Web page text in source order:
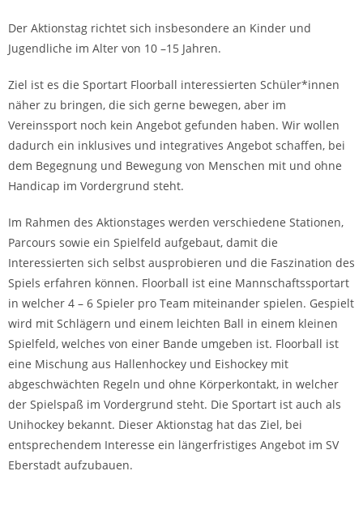
Der Aktionstag richtet sich insbesondere an Kinder und
Jugendliche im Alter von 10 –15 Jahren.
Ziel ist es die Sportart Floorball interessierten Schüler*innen
näher zu bringen, die sich gerne bewegen, aber im
Vereinssport noch kein Angebot gefunden haben. Wir wollen
dadurch ein inklusives und integratives Angebot schaffen, bei
dem Begegnung und Bewegung von Menschen mit und ohne
Handicap im Vordergrund steht.
Im Rahmen des Aktionstages werden verschiedene Stationen,
Parcours sowie ein Spielfeld aufgebaut, damit die
Interessierten sich selbst ausprobieren und die Faszination des
Spiels erfahren können. Floorball ist eine Mannschaftssportart
in welcher 4 – 6 Spieler pro Team miteinander spielen. Gespielt
wird mit Schlägern und einem leichten Ball in einem kleinen
Spielfeld, welches von einer Bande umgeben ist. Floorball ist
eine Mischung aus Hallenhockey und Eishockey mit
abgeschwächten Regeln und ohne Körperkontakt, in welcher
der Spielspaß im Vordergrund steht. Die Sportart ist auch als
Unihockey bekannt. Dieser Aktionstag hat das Ziel, bei
entsprechendem Interesse ein längerfristiges Angebot im SV
Eberstadt aufzubauen.